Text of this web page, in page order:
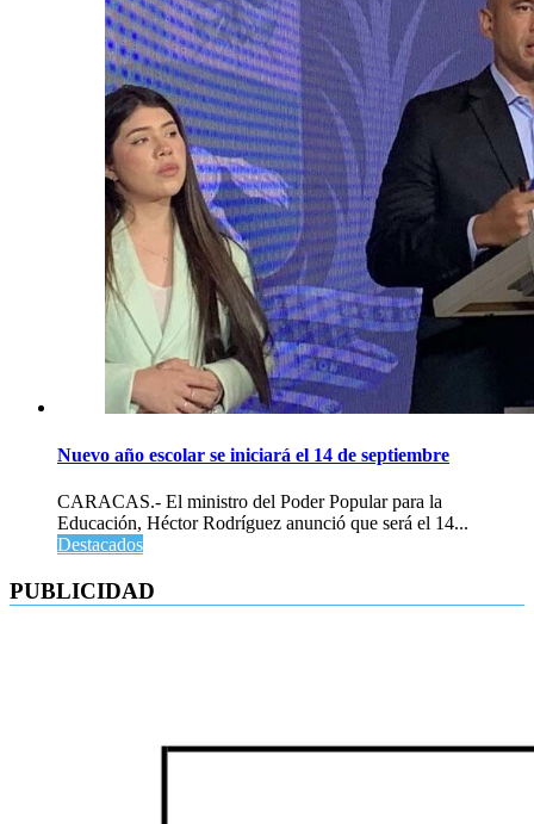
Nuevo año escolar se iniciará el 14 de septiembre
CARACAS.- El ministro del Poder Popular para la
Educación, Héctor Rodríguez anunció que será el 14...
Destacados
PUBLICIDAD